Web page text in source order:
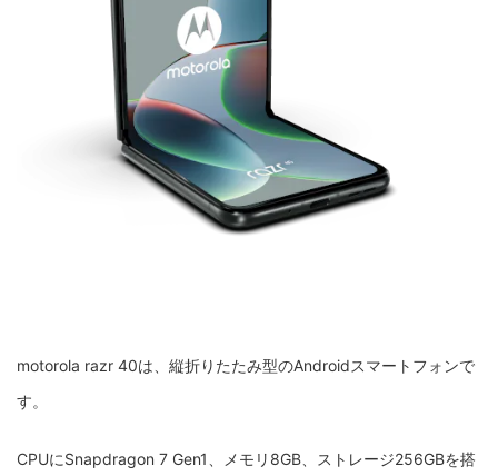
motorola razr 40は、縦折りたたみ型のAndroidスマートフォンで
す。
CPUにSnapdragon 7 Gen1、メモリ8GB、ストレージ256GBを搭